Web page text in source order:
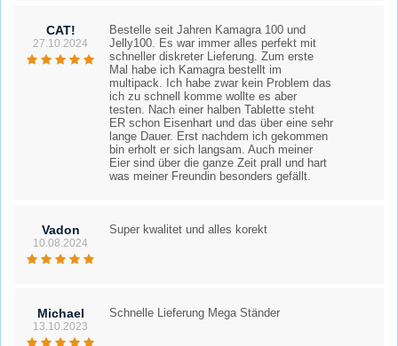
CAT!
27.10.2024
Bestelle seit Jahren Kamagra 100 und
Jelly100. Es war immer alles perfekt mit
schneller diskreter Lieferung. Zum erste
Mal habe ich Kamagra bestellt im
multipack. Ich habe zwar kein Problem das
ich zu schnell komme wollte es aber
testen. Nach einer halben Tablette steht
ER schon Eisenhart und das über eine sehr
lange Dauer. Erst nachdem ich gekommen
bin erholt er sich langsam. Auch meiner
Eier sind über die ganze Zeit prall und hart
was meiner Freundin besonders gefällt.
Vadon
10.08.2024
Super kwalitet und alles korekt
Michael
13.10.2023
Schnelle Lieferung Mega Ständer